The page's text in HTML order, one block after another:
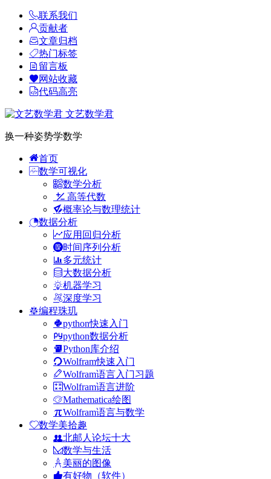
联系我们
贡献者
文章归档
热门标签
留言板
网站收藏
代码高亮
文艺数学君
换一种姿势学数学
首页
数学可视化
数学分析
高等代数
概率论与数理统计
数据分析
应用回归分析
时间序列分析
多元统计
大数据分析
机器学习
深度学习
编程珠玑
python快速入门
python数据分析
Python库介绍
Wolfram快速入门
Wolfram语言入门习题
Wolfram语言进阶
Mathematica绘图
Wolfram语言与数学
数学美拾趣
北邮人论坛十大
数学与生活
美丽的图像
有好物（软件）